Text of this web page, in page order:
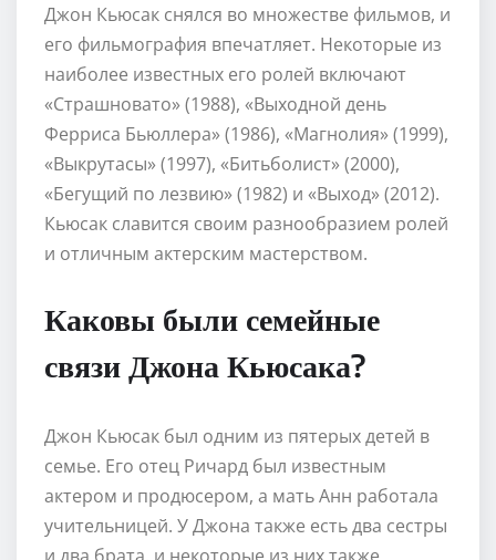
Джон Кьюсак снялся во множестве фильмов, и
его фильмография впечатляет. Некоторые из
наиболее известных его ролей включают
«Страшновато» (1988), «Выходной день
Ферриса Бьюллера» (1986), «Магнолия» (1999),
«Выкрутасы» (1997), «Битьболист» (2000),
«Бегущий по лезвию» (1982) и «Выход» (2012).
Кьюсак славится своим разнообразием ролей
и отличным актерским мастерством.
Каковы были семейные
связи Джона Кьюсака?
Джон Кьюсак был одним из пятерых детей в
семье. Его отец Ричард был известным
актером и продюсером, а мать Анн работала
учительницей. У Джона также есть два сестры